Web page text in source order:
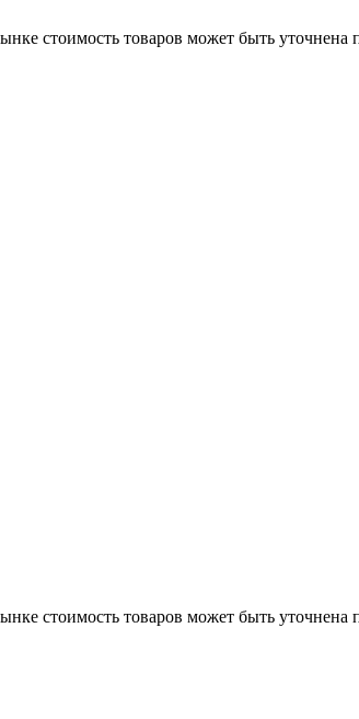
стоимость товаров может быть уточнена
стоимость товаров может быть уточнена